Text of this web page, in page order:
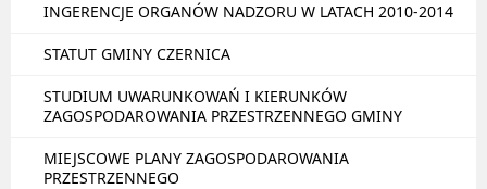
INGERENCJE ORGANÓW NADZORU W LATACH 2010-2014
STATUT GMINY CZERNICA
STUDIUM UWARUNKOWAŃ I KIERUNKÓW
ZAGOSPODAROWANIA PRZESTRZENNEGO GMINY
MIEJSCOWE PLANY ZAGOSPODAROWANIA
PRZESTRZENNEGO